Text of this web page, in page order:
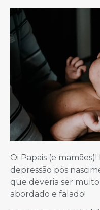
Oi Papais (e
depressão pós
que deveria ser
abordado e falado!